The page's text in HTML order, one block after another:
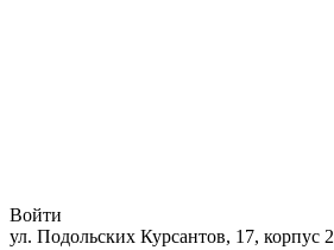
Войти
ул. Подольских Курсантов, 17, корпус 2